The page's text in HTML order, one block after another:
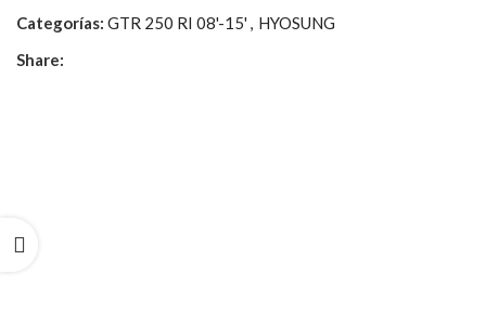
Categorías: GTR 250 RI 08'-15' , HYOSUNG
Share: